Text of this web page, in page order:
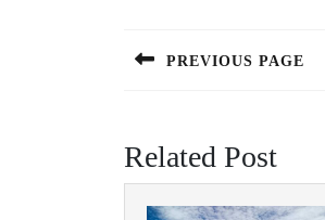
bài
PREVIOUS PAGE
Related Post